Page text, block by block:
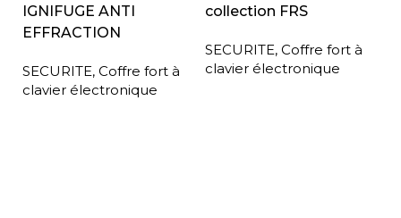
IGNIFUGE ANTI
EFFRACTION
SECURITE, Coffre fort à
clavier électronique
collection FRS
SECURITE, Coffre fort à
clavier électronique